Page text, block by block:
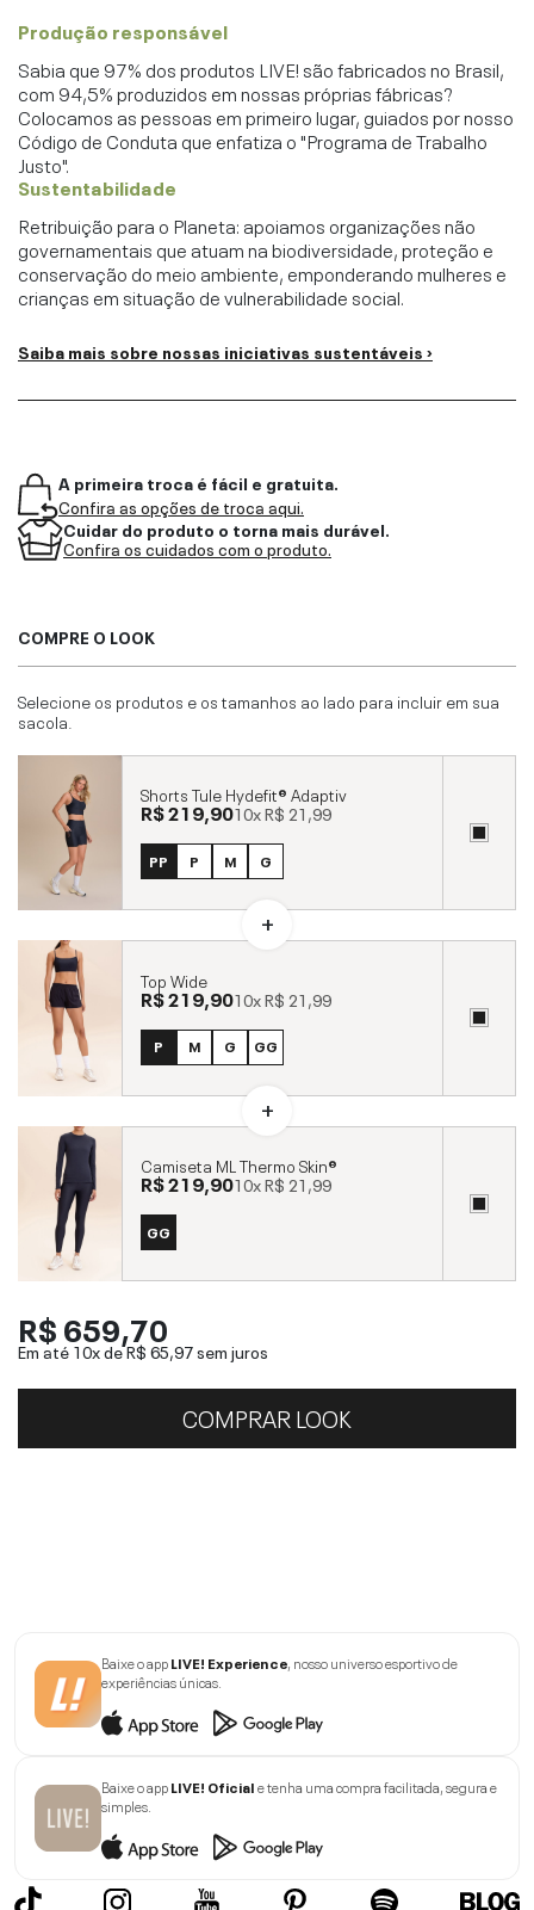
Produção responsável
Sabia que 97% dos produtos LIVE! são fabricados no Brasil,
com 94,5% produzidos em nossas próprias fábricas?
Colocamos as pessoas em primeiro lugar, guiados por nosso
Código de Conduta que enfatiza o "Programa de Trabalho
Justo".
Sustentabilidade
Retribuição para o Planeta: apoiamos organizações não
governamentais que atuam na biodiversidade, proteção e
conservação do meio ambiente, emponderando mulheres e
crianças em situação de vulnerabilidade social.
Saiba mais sobre nossas iniciativas sustentáveis ›
A primeira troca é fácil e gratuita.
Confira as opções de troca aqui.
Cuidar do produto o torna mais durável.
Confira os cuidados com o produto.
COMPRE O LOOK
Selecione os produtos e os tamanhos ao lado para incluir em sua
sacola.
Shorts Tule Hydefit® Adaptiv
R$ 219,9010xR$ 21,99
PP P M G
Top Wide
R$ 219,9010xR$ 21,99
P M G GG
Camiseta ML Thermo Skin®
R$ 219,9010xR$ 21,99
GG
R$ 659,70
Em até 10x deR$ 65,97sem juros
COMPRAR LOOK
Baixe o appLIVE! Experience, nosso universo esportivo de
experiências únicas.
Baixe o appLIVE! Oficiale tenha uma compra facilitada, segura e
simples.